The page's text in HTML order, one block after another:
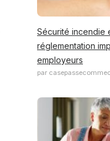
Sécurité incendie
réglementation
employeurs
par